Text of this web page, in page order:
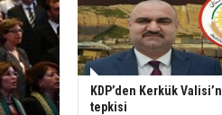
KDP’den Kerkük
tepkisi